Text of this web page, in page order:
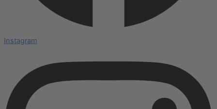
Instagram